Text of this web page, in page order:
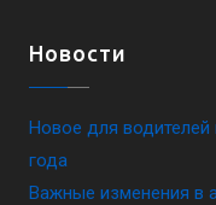
Новости
Новое для водителей
года
Важные изменения в